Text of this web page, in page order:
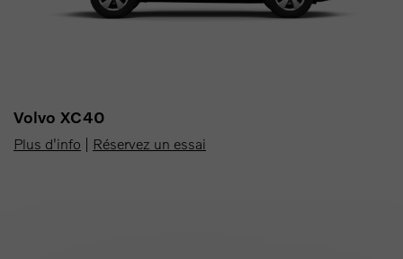
Volvo XC40
Plus d'info Réservez un essai